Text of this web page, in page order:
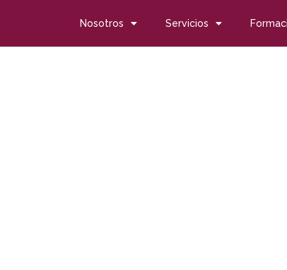
herramientas
Nosotros Servicios